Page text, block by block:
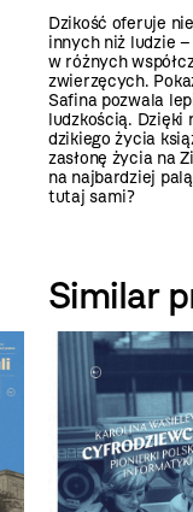
Dzikość oferuje
innych niż ludzie
w różnych
zwierzęcych.
Safina pozwala
ludzkością. Dzięki
dzikiego życia
zasłonę życia na
na najbardziej
tutaj sami?
Similar